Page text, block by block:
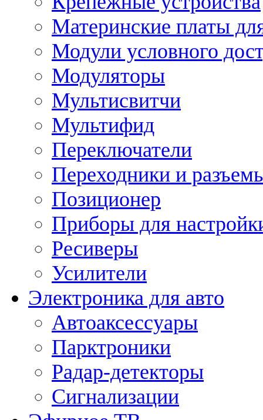
Материнские платы
Модули условного
Модуляторы
Мультисвитчи
Мультифид
Переключатели
Переходники и
Позиционер
Приборы для
Ресиверы
Усилители
Электроника для авто
Автоаксессуары
Парктроники
Радар-детекторы
Сигнализации